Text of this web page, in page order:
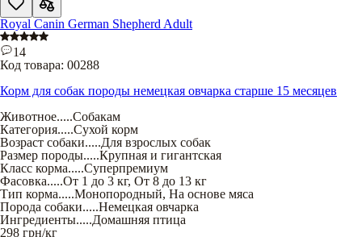
Royal Canin German Shepherd Adult
14
Код товара: 00288
Корм для собак породы немецкая овчарка старше 15 месяцев
Животное.....Собакам
Категория.....Сухой корм
Возраст собаки.....Для взрослых собак
Размер породы.....Крупная и гигантская
Класс корма.....Суперпремиум
Фасовка.....От 1 до 3 кг, От 8 до 13 кг
Тип корма.....Монопородный, На основе мяса
Порода собаки.....Немецкая овчарка
Ингредиенты.....Домашняя птица
298 грн/кг